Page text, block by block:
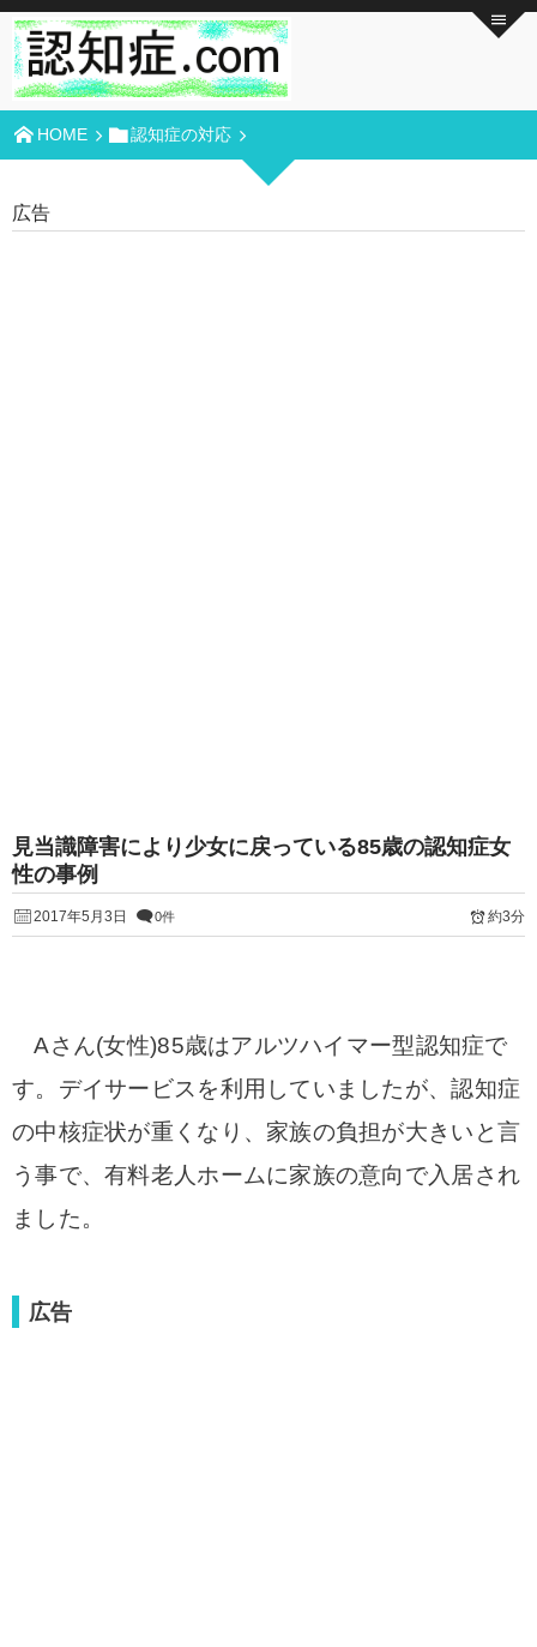
HOME 認知症の対応
広告
見当識障害により少女に戻っている85歳の認知症女
性の事例
2017年5月3日 0件 約3分
Aさん(女性)85歳はアルツハイマー型認知症で
す。デイサービスを利用していましたが、認知症
の中核症状が重くなり、家族の負担が大きいと言
う事で、有料老人ホームに家族の意向で入 居され
ました。
広告